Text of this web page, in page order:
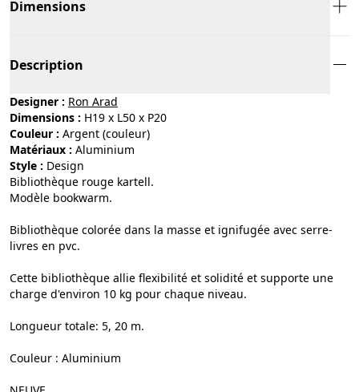
Dimensions
Description
Designer : Ron Arad
Dimensions : H19 x L50 x P20
Couleur :
argent (couleur)
Matériaux :
aluminium
Style :
design
Bibliothèque rouge kartell.
Modèle bookwarm.
Bibliothèque colorée dans la masse et ignifugée avec serre-
livres en pvc.
Cette bibliothèque allie flexibilité et solidité et supporte une
charge d'environ 10 kg pour chaque niveau.
Longueur totale: 5, 20 m.
Couleur : Aluminium